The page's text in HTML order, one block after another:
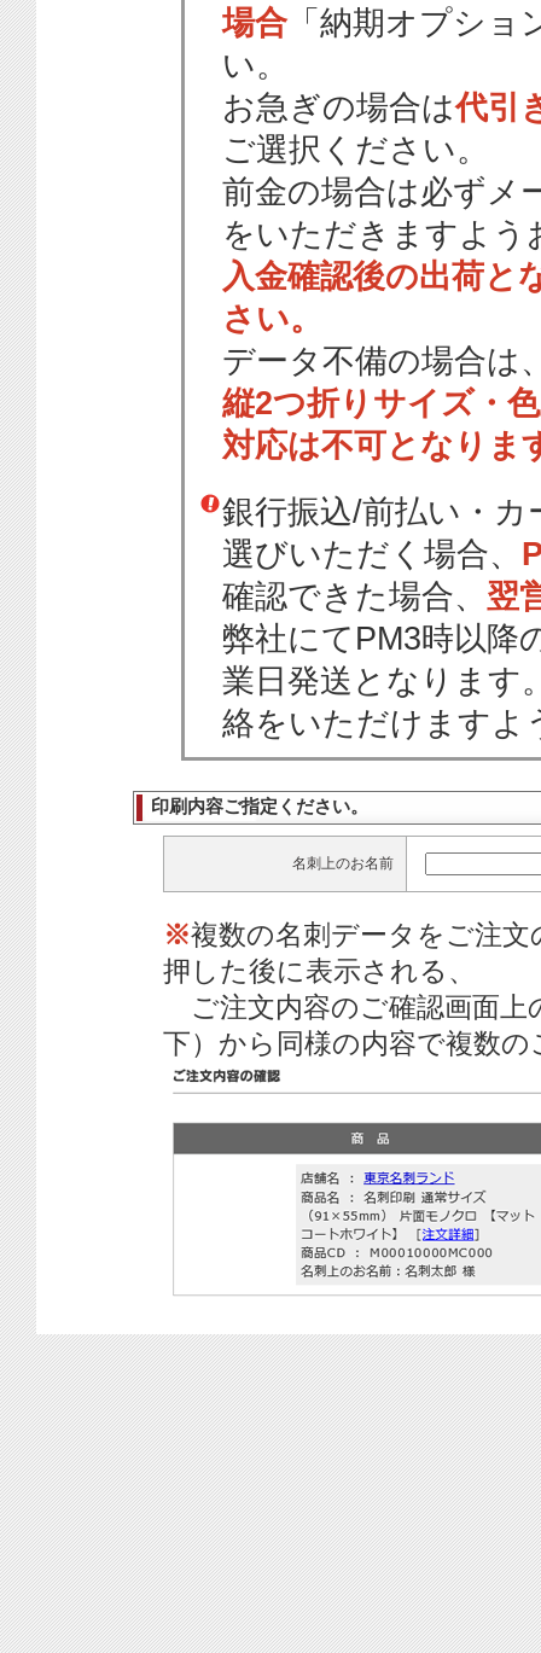
場合 「納期オプショ
い。
お急ぎの場合は代引
ご選択ください。
前金の場合は必ずメ
をいただきますよう
入金確認後の出荷と
さい。
データ不備の場合は
縦2つ折りサイズ・
対応は不可となりま
銀行振込/前払い・
選びいただく場合、
確認できた場合、 翌
弊社にてPM3時以降
業日発送となります
絡をいただけますよ
印刷内容ご指定ください。
名刺上のお名前
※複数の名刺データをご注
押した後に表示される、
ご注文内容のご確認画面上
下）から同様の内容で複数